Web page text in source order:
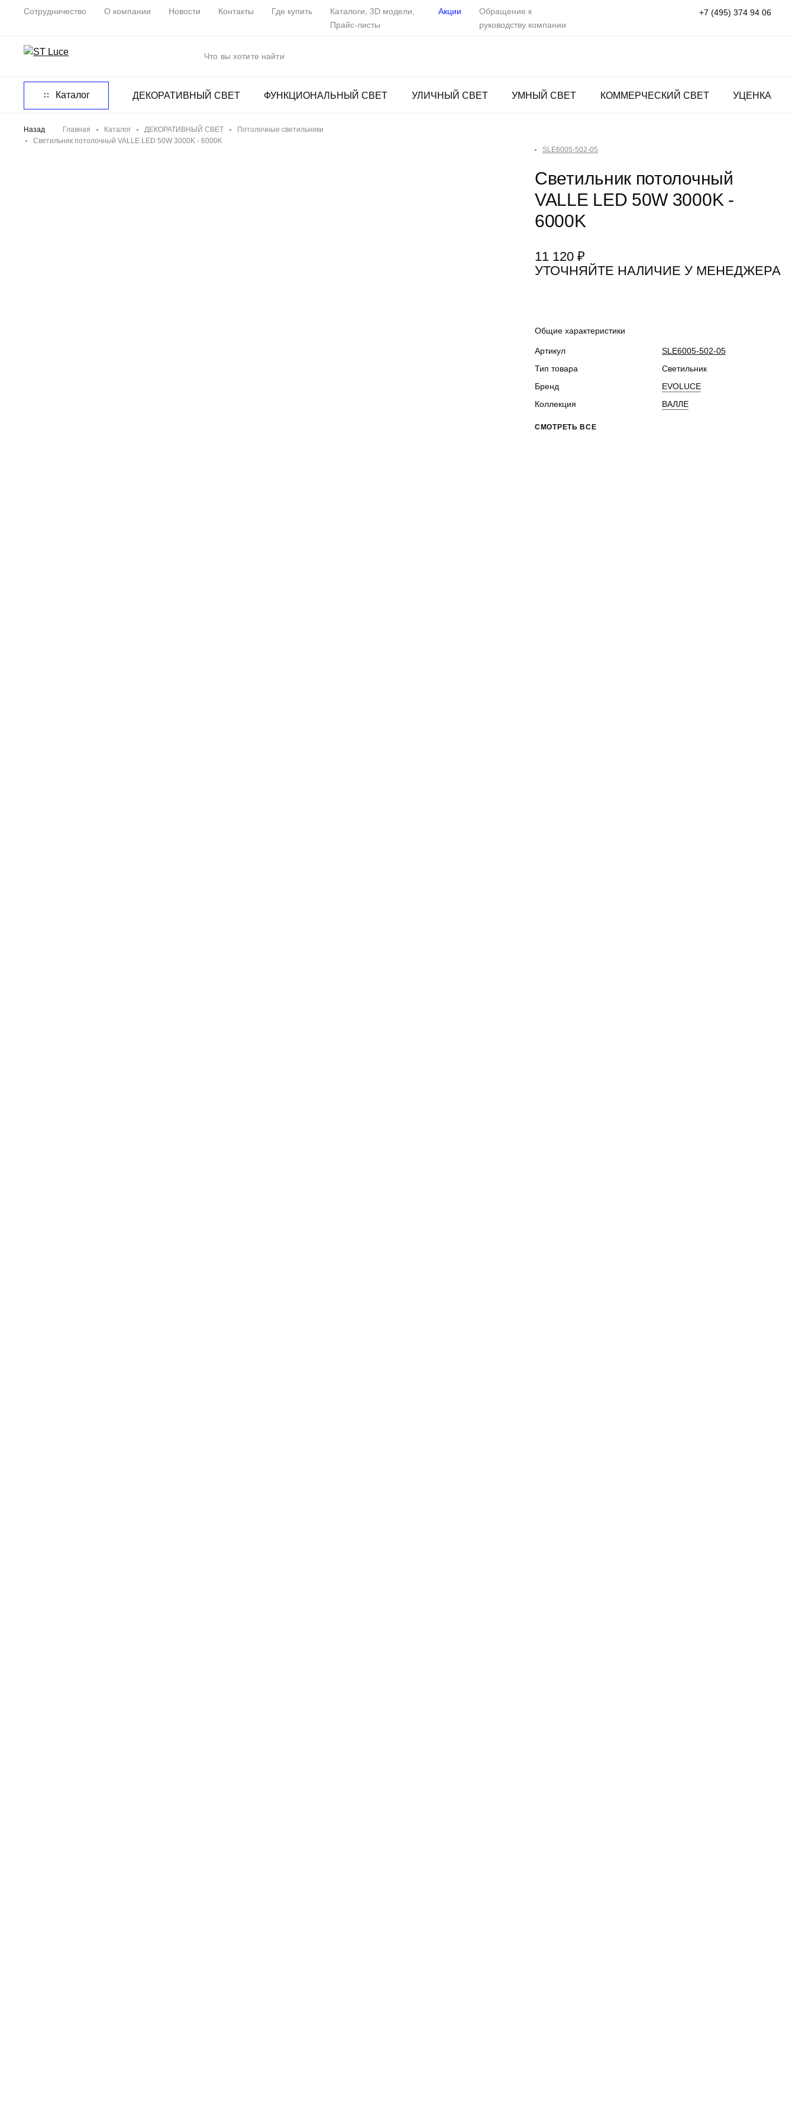
Сотрудничество О компании Новости Контакты Где купить
Каталоги, 3D модели,
Прайс-листы
Акции
Обращение к
руководству компании
+7 (495) 374 94 06
Каталог ДЕКОРАТИВНЫЙ СВЕТ ФУНКЦИОНАЛЬНЫЙ СВЕТ УЛИЧНЫЙ СВЕТ УМНЫЙ СВЕТ КОММЕРЧЕСКИЙ СВЕТ УЦЕНКА
Назад Главная Каталог ДЕКОРАТИВНЫЙ СВЕТ
Потолочные светильники
Светильник потолочный VALLE LED 50W 3000K - 6000K
SLE6005-502-05
Светильник потолочный
VALLE LED 50W 3000K -
6000K
11 120 ₽
УТОЧНЯЙТЕ НАЛИЧИЕ У МЕНЕДЖЕРА
Общие характеристики
Артикул
SLE6005-502-05
Тип товара
Светильник
Бренд
EVOLUCE
Коллекция
ВАЛЛЕ
СМОТРЕТЬ ВСЕ